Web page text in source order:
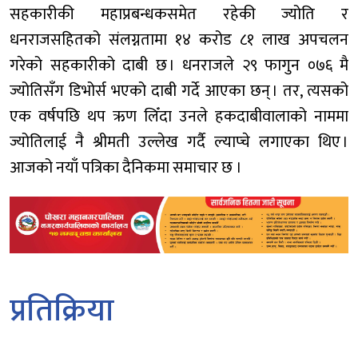
सहकारीकी महाप्रबन्धकसमेत रहेकी ज्योति र
धनराजसहितको संलग्नतामा १४ करोड ८१ लाख अपचलन
गरेको सहकारीको दाबी छ । धनराजले २९ फागुन ०७६ मै
ज्योतिसँग डिभोर्स भएको दाबी गर्दे आएका छन् । तर, त्यसको
एक वर्षपछि थप ऋण लिँदा उनले हकदाबीवालाको नाममा
ज्योतिलाई नै श्रीमती उल्लेख गर्दै ल्याप्चे लगाएका थिए ।
आजको नयाँ पत्रिका दैनिकमा समाचार छ ।
प्रतिक्रिया